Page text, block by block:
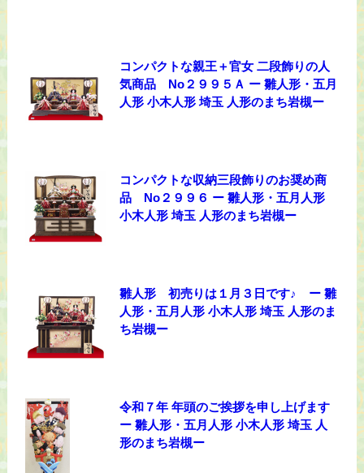
コンパクトな親王＋官女 二段飾りの人
気商品 No２９９５Ａ ー 雛人形・五月
人形 小木人形 埼玉 人形のまち岩槻ー
コンパクトな収納三段飾りのお奨め商
品 No２９９６ ー 雛人形・五月人形
小木人形 埼玉 人形のまち岩槻ー
雛人形 初売りは１月３日です♪ ー 雛
人形・五月人形 小木人形 埼玉 人形のま
ち岩槻ー
令和７年 年頭のご挨拶を申し上げます
ー 雛人形・五月人形 小木人形 埼玉 人
形のまち岩槻ー